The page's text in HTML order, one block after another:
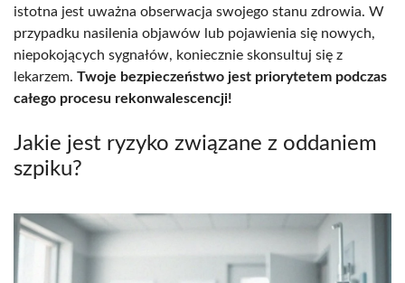
istotna jest uważna obserwacja swojego stanu zdrowia. W
przypadku nasilenia objawów lub pojawienia się nowych,
niepokojących sygnałów, koniecznie skonsultuj się z
lekarzem. Twoje bezpieczeństwo jest priorytetem podczas
całego procesu rekonwalescencji!
Jakie jest ryzyko związane z oddaniem
szpiku?